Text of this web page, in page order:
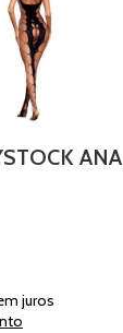
ANA
juros